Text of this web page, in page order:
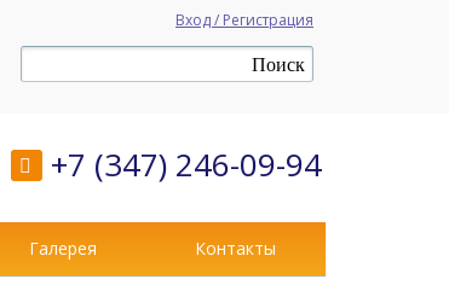
Вход / Регистрация
+7 (347) 246-09-94
Галерея Контакты